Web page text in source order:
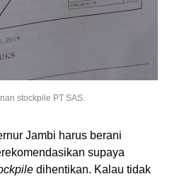
stockpile PT SAS.
Jambi harus berani
supaya
dihentikan. Kalau tidak